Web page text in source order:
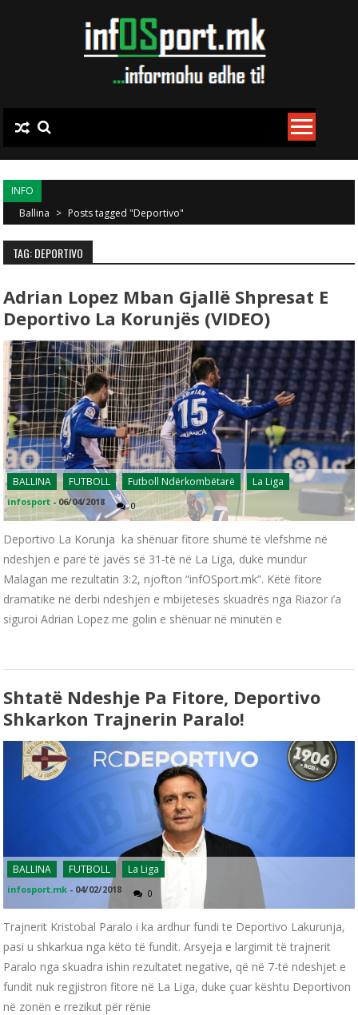
INFO
Ballina > Posts tagged "Deportivo"
TAG: DEPORTIVO
Adrian Lopez Mban Gjallë Shpresat E
Deportivo La Korunjës (VIDEO)
BALLINA FUTBOLL Futboll Ndërkombëtarë La Liga
infosport - 06/04/2018 0
Deportivo La Korunja ka shënuar fitore shumë të vlefshme në
ndeshjen e parë të javës së 31-të në La Liga, duke mundur
Malagan me rezultatin 3:2, njofton “infOSport.mk”. Këtë fitore
dramatike në derbi ndeshjen e mbijetesës skuadrës nga Riazor i’a
siguroi Adrian Lopez me golin e shënuar në minutën e
Shtatë Ndeshje Pa Fitore, Deportivo
Shkarkon Trajnerin Paralo!
BALLINA FUTBOLL La Liga
infosport.mk - 04/02/2018 0
Trajnerit Kristobal Paralo i ka ardhur fundi te Deportivo Lakurunja,
pasi u shkarkua nga këto të fundit. Arsyeja e largimit të trajnerit
Paralo nga skuadra ishin rezultatet negative, që në 7-të ndeshjet e
fundit nuk regjistron fitore në La Liga, duke çuar kështu Deportivon
në zonën e rrezikut për rënie